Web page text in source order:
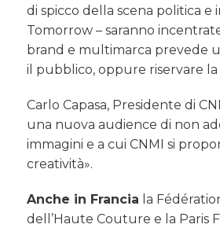
di spicco della scena politica
Tomorrow – saranno
brand e multimarca prevede
il pubblico, oppure riservare
Carlo Capasa, Presidente di
una nuova audience di non
immagini e a cui CNMI si
creatività».
Anche in Francia la
dell’Haute Couture e la Paris